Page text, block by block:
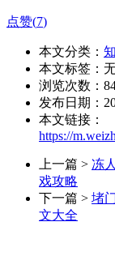
点赞(7)
本文分类：
本文标签：
浏览次数：
发布日期：
本文链接：
https://
上一篇 > 冻
戏攻略
下一篇 > 堵
文大全